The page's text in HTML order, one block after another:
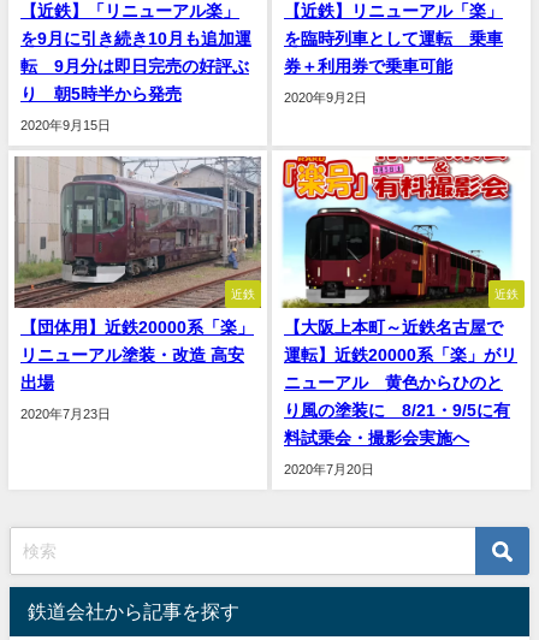
【近鉄】「リニューアル楽」
を9月に引き続き10月も追加運
転 9月分は即日完売の好評ぶ
り 朝5時半から発売
2020年9月15日
【近鉄】リニューアル「楽」
を臨時列車として運転 乗車
券＋利用券で乗車可能
2020年9月2日
近鉄
【団体用】近鉄20000系「楽」
リニューアル塗装・改造 高安
出場
2020年7月23日
近鉄
【大阪上本町～近鉄名古屋で
運転】近鉄20000系「楽」がリ
ニューアル 黄色からひのと
り風の塗装に 8/21・9/5に有
料試乗会・撮影会実施へ
2020年7月20日
鉄道会社から記事を探す